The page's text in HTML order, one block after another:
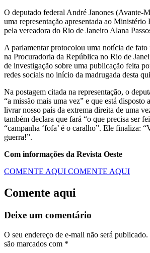
O deputado federal André Janones (Avante-
uma representação apresentada ao
pela vereadora do Rio de Janeiro Alana
A parlamentar protocolou uma notícia de fato
na Procuradoria da República no Rio de
de investigação sobre uma publicação feita
redes sociais no início da madrugada desta
Na postagem citada na representação, o
“a missão mais uma vez” e que está disposto
livrar nosso país da extrema direita de uma
também declara que fará “o que precisa ser
“campanha ‘fofa’ é o caralho”. Ele finaliza:
guerra!”.
Com informações da Revista Oeste
COMENTE AQUI COMENTE AQUI
Comente aqui
Deixe um comentário
O seu endereço de e-mail não será publicado.
são marcados com *